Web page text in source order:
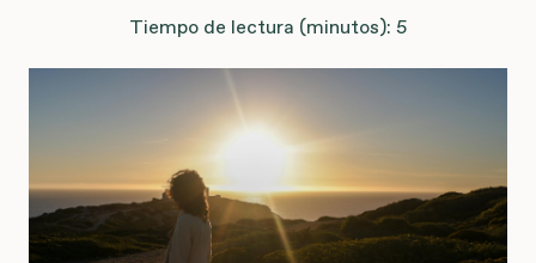
Tiempo de lectura (minutos): 5